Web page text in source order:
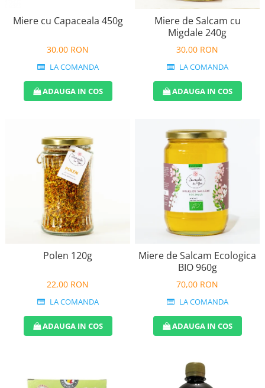
Miere cu Capaceala 450g
30,00 RON
LA COMANDA
ADAUGA IN COS
Miere de Salcam cu
Migdale 240g
30,00 RON
LA COMANDA
ADAUGA IN COS
Polen 120g
22,00 RON
LA COMANDA
ADAUGA IN COS
Miere de Salcam Ecologica
BIO 960g
70,00 RON
LA COMANDA
ADAUGA IN COS